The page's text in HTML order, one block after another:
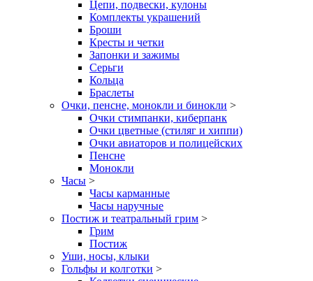
Цепи, подвески, кулоны
Комплекты украшений
Броши
Кресты и четки
Запонки и зажимы
Серьги
Кольца
Браслеты
Очки, пенсне, монокли и бинокли >
Очки стимпанки, киберпанк
Очки цветные (стиляг и хиппи)
Очки авиаторов и полицейских
Пенсне
Монокли
Часы >
Часы карманные
Часы наручные
Постиж и театральный грим >
Грим
Постиж
Уши, носы, клыки
Гольфы и колготки >